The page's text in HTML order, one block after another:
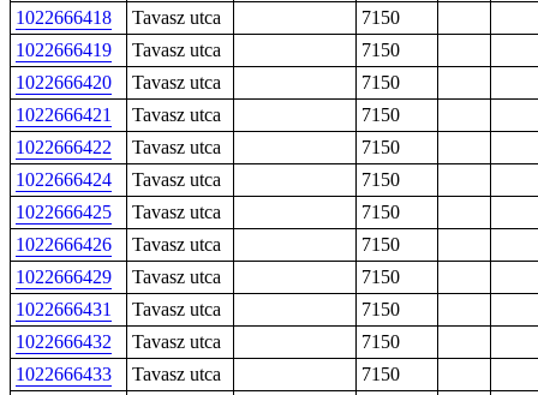
1022666418
Tavasz utca
7150
1022666419
Tavasz utca
7150
1022666420
Tavasz utca
7150
1022666421
Tavasz utca
7150
1022666422
Tavasz utca
7150
1022666424
Tavasz utca
7150
1022666425
Tavasz utca
7150
1022666426
Tavasz utca
7150
1022666429
Tavasz utca
7150
1022666431
Tavasz utca
7150
1022666432
Tavasz utca
7150
1022666433
Tavasz utca
7150